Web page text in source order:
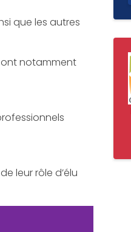
que les autres
ont notamment
leur rôle d’élu